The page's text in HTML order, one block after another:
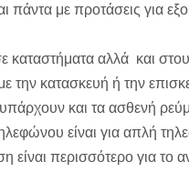
με προτάσεις για
καταστήματα αλλά και
κατασκευή ή την
και τα ασθενή
είναι για απλή
είναι περισσότερο για το